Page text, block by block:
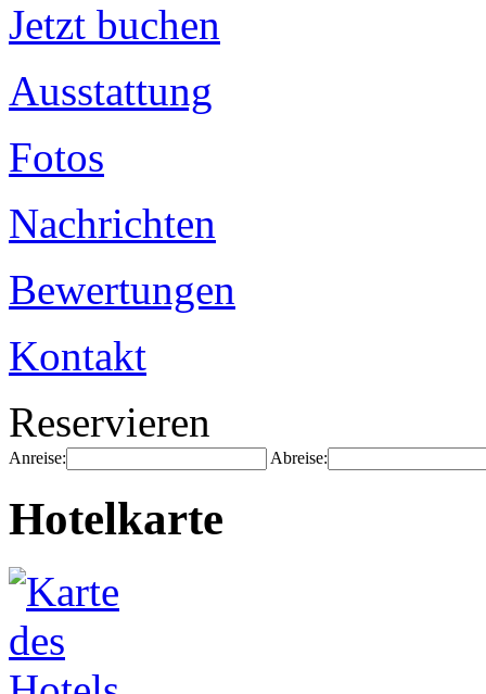
Jetzt buchen
Ausstattung
Fotos
Nachrichten
Bewertungen
Kontakt
Reservieren
Anreise: Abreise:
Hotelkarte